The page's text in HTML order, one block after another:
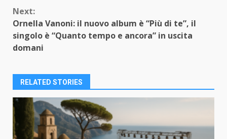
Next:
Ornella Vanoni: il nuovo album è “Più di te”, il
singolo è “Quanto tempo e ancora” in uscita
domani
RELATED STORIES